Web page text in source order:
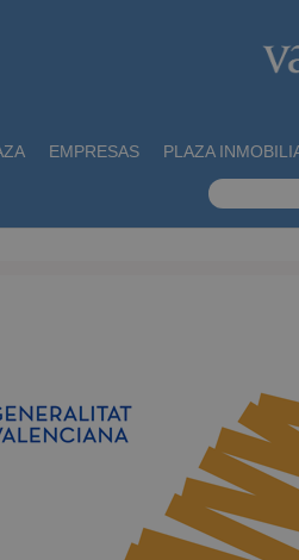
EMPRESAS PLAZA